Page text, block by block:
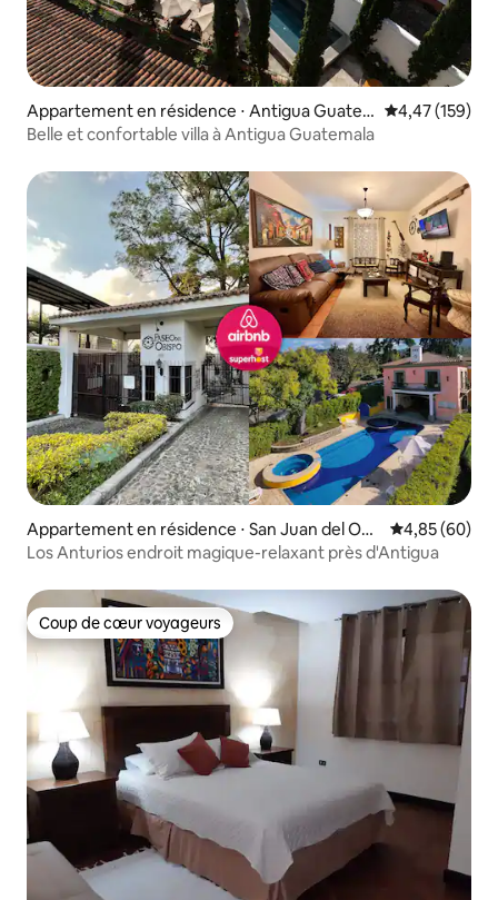
Appartement en résidence ⋅ Antigua Guate
mala
Évaluation
4,47 (159)
Belle et confortable villa à Antigua Guatemala
Appartement en résidence ⋅ San Juan del Obi
spo
Évaluation
4,85 (60)
Los Anturios endroit magique-relaxant près d'Antigua
Coup de cœur voyageurs
Coup de cœur voyageurs